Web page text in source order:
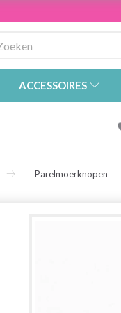
ACCESSOIRES
Parelmoerknopen